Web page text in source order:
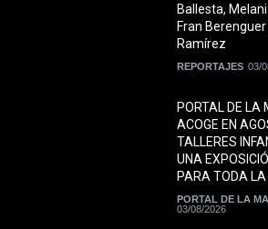
Ballesta,
Fran
Ramírez
REPORTAJES 03/
PORTAL DE LA
ACOGE EN
TALLERES
UNA
PARA TODA
PORTAL DE LA
03/08/2026